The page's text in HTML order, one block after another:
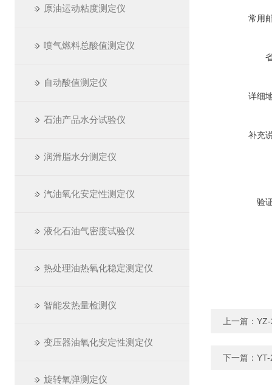
原油运动粘度测定仪
喷气燃料总酸值测定仪
自动酸值测定仪
石油产品水分试验仪
润滑脂水分测定仪
汽油氧化安定性测定仪
液化石油气密度试验仪
热处理油热氧化稳定测定仪
智能发热量检测仪
变压器油氧化安定性测定仪
旋转氧弹测定仪
常用
详细
补充
验
上一篇：
下一篇：